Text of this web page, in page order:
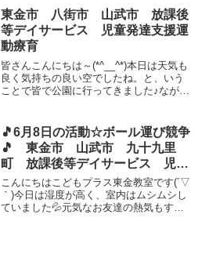
カンガルー です。いつものジグザグカ
ンガルーがち...
東金市 八街市 山武市 放課後
等デイサービス 児童発達支援運
動療育
皆さんこんにちは～(*^__^*)本日は天気も
良く気持ちの良い空でしたね。と、いう
ことで皆で公園に行ってきました♪ながー
´v`)α滑り台までが長い道のりで職員はぜ
ぇぜ...
🎵6月8日の活動☆ボール運び競争
🎵 東金市 山武市 九十九里
町 放課後等デイサービス 児童
発達支援 運動療育 教室見学
こんにちはこどもプラス東金教室です(´▽
｀)今日は湿度が高く、室内はムシムシし
ていました💦元気なお友達の熱気もすご